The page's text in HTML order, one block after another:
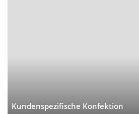
Kundenspezifische Konfektion